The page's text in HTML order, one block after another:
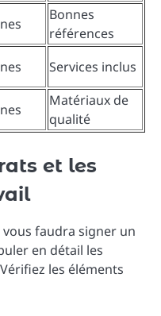
Bonnes
références
Services inclus
Matériaux de
qualité
et les
vous faudra signer un
en détail les
les éléments